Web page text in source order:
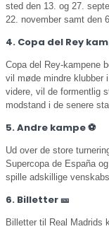
sted den 13. og 27.
22. november samt den
4. Copa del Rey
Copa del Rey-kampene
vil møde mindre klubber
videre, vil de formentlig
modstand i de senere
5. Andre kampe ⚽️
Ud over de store
Supercopa de España
spille adskillige
6. Billetter 🎫
Billetter til Real Madrids